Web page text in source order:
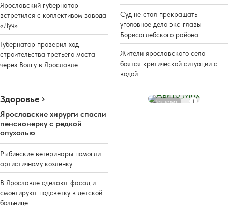
Ярославский губернатор
встретился с коллективом завода
«Луч»
Губернатор проверил ход
строительства третьего моста
через Волгу в Ярославле
Суд не стал прекращать
уголовное дело экс-главы
Борисоглебского района
Жители ярославского села
боятся критической ситуации с
водой
Здоровье
Ярославские хирурги спасли
пенсионерку с редкой
опухолью
Рыбинские ветеринары помогли
артистичному козленку
В Ярославле сделают фасад и
смонтируют подсветку в детской
больнице
Реклама